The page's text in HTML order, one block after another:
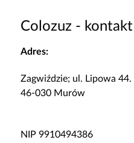
Colozuz - kontakt
Adres:
Zagwiździe; ul. Lipowa 44.
46-030 Murów
NIP 9910494386